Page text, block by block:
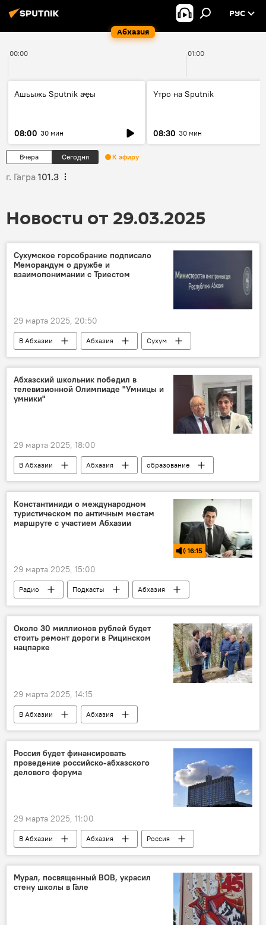
Абхазия
РУС
00:00 01:00
Ашьыжь Sputnik аҿы
08:00 30 мин
Утро на Sputnik
08:30 30 мин
Вчера Сегодня К эфиру
г. Гагра 101.3
Новости от 29.03.2025
Сухумское горсобрание подписало
Меморандум о дружбе и
взаимопонимании с Триестом
29 марта 2025, 20:50
В Абхазии Абхазия
Сухум
Италия
МИД Абхазии
Абхазский школьник победил в
телевизионной Олимпиаде "Умницы и
умники"
29 марта 2025, 18:00
В Абхазии Абхазия
образование
Россия
Константиниди о международном
туристическом по античным местам
маршруте с участием Абхазии
16:15
29 марта 2025, 15:00
Радио Подкасты
Абхазия
Россия
история
античность
туризм
маршруты
Около 30 миллионов рублей будет
стоить ремонт дороги в Рицинском
нацпарке
29 марта 2025, 14:15
В Абхазии
Абхазия
Рицинский Реликтовый Национальный Парк (РРНП)
Бадра Гунба
Россия будет финансировать
проведение российско-абхазского
делового форума
29 марта 2025, 11:00
В Абхазии Абхазия
Россия
бизнес
Мурал, посвященный ВОВ, украсил
стену школы в Гале